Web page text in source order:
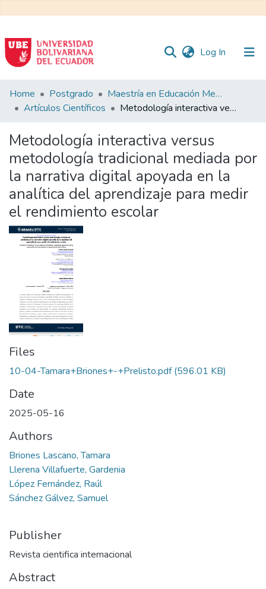
Log In (current)
Communities
&
All of DSpace
Statistics
Home Postgrado
Maestría en Educación Mención en Pedagogía en Entornos Digitales
Artículos Científicos
Metodología interactiva versus metodología tradicional mediada por la narrativa digital apoyada en la analítica del aprendizaje para medir el rendimiento escolar
Metodología interactiva versus
metodología tradicional mediada por
la narrativa digital apoyada en la
analítica del aprendizaje para medir
el rendimiento escolar
Files
10-04-Tamara+Briones+-+Prelisto.pdf(596.01 KB)
Date
2025-05-16
Authors
Briones Lascano, Tamara
Llerena Villafuerte, Gardenia
López Fernández, Raúl
Sánchez Gálvez, Samuel
Publisher
Revista cientifica internacional
Abstract